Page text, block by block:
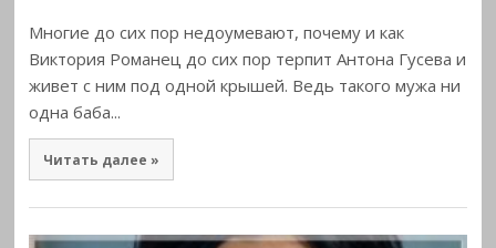
Многие до сих пор недоумевают, почему и как
Виктория Романец до сих пор терпит Антона Гусева и
живет с ним под одной крышей. Ведь такого мужа ни
одна баба...
Читать далее »